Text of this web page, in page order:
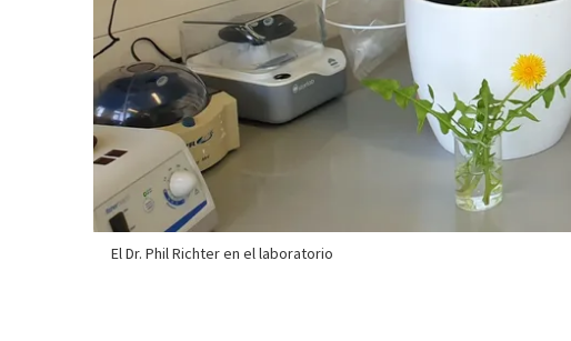
El Dr. Phil Richter en el laboratorio